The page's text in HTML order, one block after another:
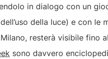
in dialogo con un
della luce) e con le
resterà visibile fino
sono davvero